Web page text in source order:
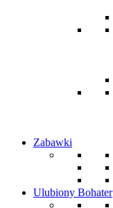
Zabawki
Ulubiony Bohater